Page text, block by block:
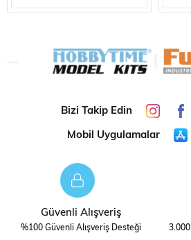
Vallejo su dokusu, hareket eden sığ
içinde şeffaf ve parlak bir görünüm
DURUMU
Bizi Takip Edin
Mobil Uygulamalar
Güvenli Alışveriş
%100 Güvenli Alışveriş Desteği